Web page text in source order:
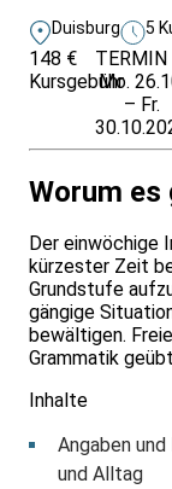
Duisburg 5
148 €
Kursgebühr
TERMIN
Mo.
– Fr.
Worum es
Der einwöchige
kürzester Zeit
Grundstufe
gängige
bewältigen.
Grammatik
Inhalte
Angaben
und Alltag